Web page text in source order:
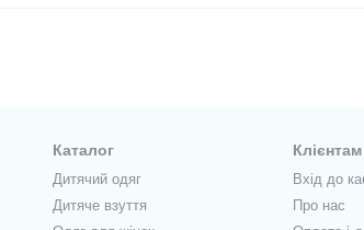
Каталог
Дитячий одяг
Дитяче взуття
Клієнтам
Вхід до
Про нас